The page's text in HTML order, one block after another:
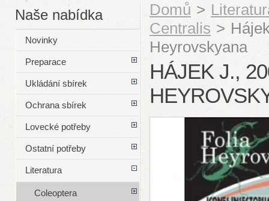
Domů >
Centralis >
Heyrovskyana
HÁJEK J.,
Naše nabídka
Novinky
Preparace
Ukládání sbírek
Ochrana sbírek
Lovecké potřeby
Ostatní potřeby
Literatura
Coleoptera